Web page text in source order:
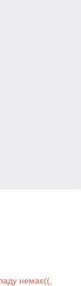
немає((,